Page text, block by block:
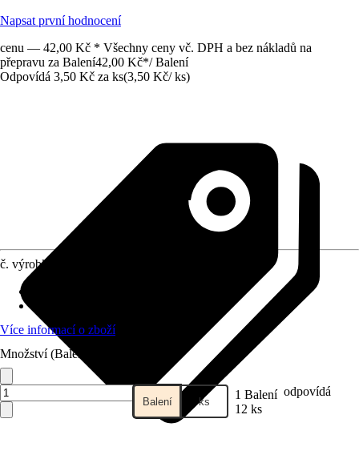
Napsat první hodnocení
cenu — 42,00 Kč * Všechny ceny vč. DPH a bez nákladů na
přepravu za Balení42,00 Kč*/ Balení
Odpovídá 3,50 Kč za ks(3,50 Kč/ ks)
č. výrobku
Více informací o zboží
Množství (Balení)
Balení ks 1 Balení odpovídá
12 ks